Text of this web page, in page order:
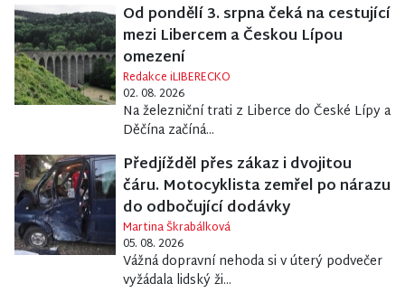
Od pondělí 3. srpna čeká na cestující
mezi Libercem a Českou Lípou
omezení
Redakce iLIBERECKO
02. 08. 2026
Na železniční trati z Liberce do České Lípy a
Děčína začíná...
Předjížděl přes zákaz i dvojitou
čáru. Motocyklista zemřel po nárazu
do odbočující dodávky
Martina Škrabálková
05. 08. 2026
Vážná dopravní nehoda si v úterý podvečer
vyžádala lidský ži...